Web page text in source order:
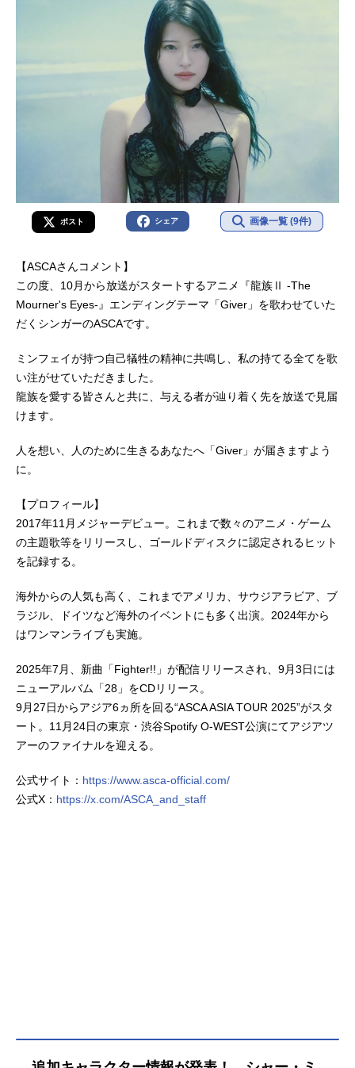
ポスト シェア 画像一覧 (9件)
【ASCAさんコメント】
この度、10月から放送がスタートするアニメ『龍族Ⅱ -The
Mourner's Eyes-』エンディングテーマ「Giver」を歌わせていた
だくシンガーのASCAです。
ミンフェイが持つ自己犠牲の精神に共鳴し、私の持てる全てを歌
い注がせていただきました。
龍族を愛する皆さんと共に、与える者が辿り着く先を放送で見届
けます。
人を想い、人のために生きるあなたへ「Giver」が届きますよう
に。
【プロフィール】
2017年11月メジャーデビュー。これまで数々のアニメ・ゲーム
の主題歌等をリリースし、ゴールドディスクに認定されるヒット
を記録する。
海外からの人気も高く、これまでアメリカ、サウジアラビア、ブ
ラジル、ドイツなど海外のイベントにも多く出演。2024年から
はワンマンライブも実施。
2025年7月、新曲「Fighter!!」が配信リリースされ、9月3日には
ニューアルバム「28」をCDリリース。
9月27日からアジア6ヵ所を回る“ASCA ASIA TOUR 2025”がスタ
ート。11月24日の東京・渋谷Spotify O-WEST公演にてアジアツ
アーのファイナルを迎える。
公式サイト： https://www.asca-official.com/
公式X： https://x.com/ASCA_and_staff